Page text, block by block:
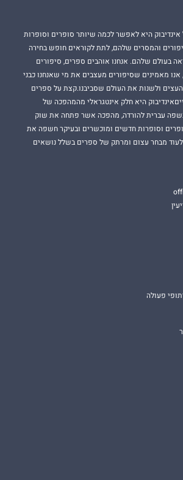
היא לאפשר לכמה שיותר סופרים וסופרות
והמסרים שלהם, לתת לקוראים חופש בחירה
בעולם שלהם. אנחנו אוהבים ספרים, סיפורים
אנו מאמינים שסיפורים מעצבים את מי שאנחנו כבני
ולשנות את העולם שסביבנו.קצת על ספרים
היא חלק אינטגראלי מהמהפכה של
עברית להורדה, מהפכה אשר פתחה את שוק
וסופרות חדשים ומוכשרים ובעיקר חשפה את
מבחר עצום ומרתק של ספרים בשלל נושאים
פעולה